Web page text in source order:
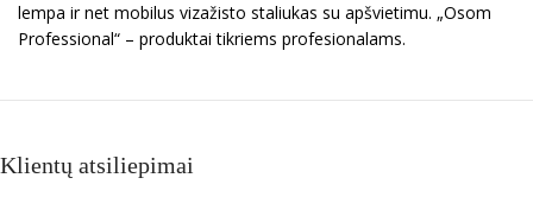
lempa ir net mobilus vizažisto staliukas su apšvietimu. „Osom
Professional“ – produktai tikriems profesionalams.
Klientų atsiliepimai